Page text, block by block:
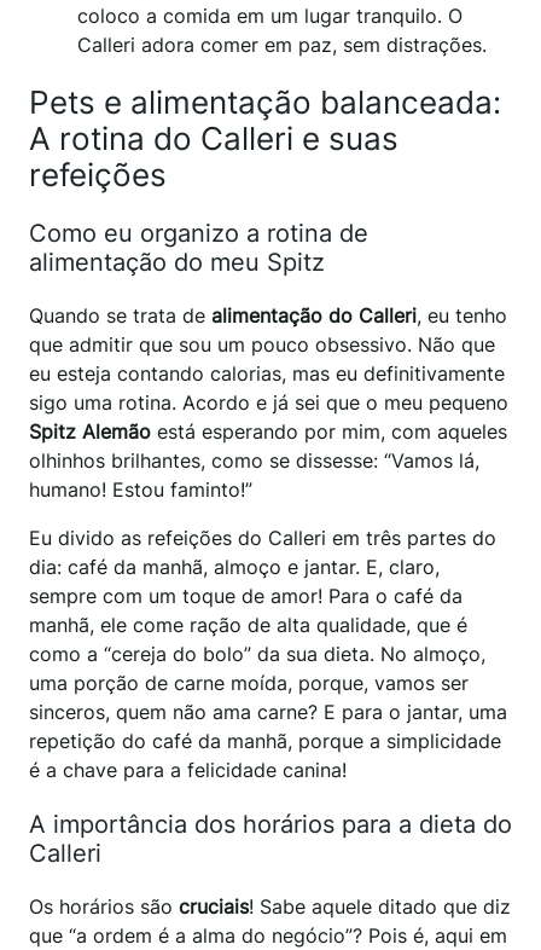
coloco a comida em um lugar tranquilo. O
Calleri adora comer em paz, sem distrações.
Pets e alimentação balanceada:
A rotina do Calleri e suas
refeições
Como eu organizo a rotina de
alimentação do meu Spitz
Quando se trata de alimentação do Calleri, eu tenho
que admitir que sou um pouco obsessivo. Não que
eu esteja contando calorias, mas eu definitivamente
sigo uma rotina. Acordo e já sei que o meu pequeno
Spitz Alemão está esperando por mim, com aqueles
olhinhos brilhantes, como se dissesse: “Vamos lá,
humano! Estou faminto!”
Eu divido as refeições do Calleri em três partes do
dia: café da manhã, almoço e jantar. E, claro,
sempre com um toque de amor! Para o café da
manhã, ele come ração de alta qualidade, que é
como a “cereja do bolo” da sua dieta. No almoço,
uma porção de carne moída, porque, vamos ser
sinceros, quem não ama carne? E para o jantar, uma
repetição do café da manhã, porque a simplicidade
é a chave para a felicidade canina!
A importância dos horários para a dieta do
Calleri
Os horários são cruciais! Sabe aquele ditado que diz
que “a ordem é a alma do negócio”? Pois é, aqui em